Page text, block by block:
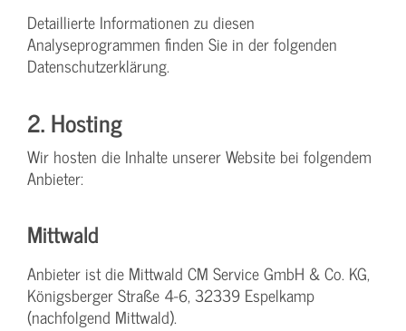
Detaillierte Informationen zu diesen
Analyseprogrammen finden Sie in der folgenden
Datenschutzerklärung.
2. Hosting
Wir hosten die Inhalte unserer Website bei folgendem
Anbieter:
Mittwald
Anbieter ist die Mittwald CM Service GmbH & Co. KG,
Königsberger Straße 4-6, 32339 Espelkamp
(nachfolgend Mittwald).